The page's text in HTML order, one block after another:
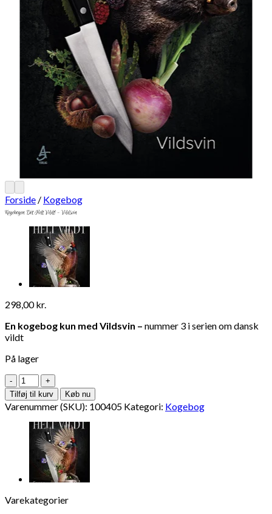
Forside / Kogebog
Kogebogen Dét Helt Vildt! – Vildsvin
298,00kr.
En kogebog kun med Vildsvin – nummer 3 i serien om dansk
vildt
På lager
Kogebogen
Dét
Helt
Vildt!
Vildsvin
antal
Tilføj til kurv Køb nu
Varenummer (SKU): 100405 Kategori: Kogebog
Varekategorier